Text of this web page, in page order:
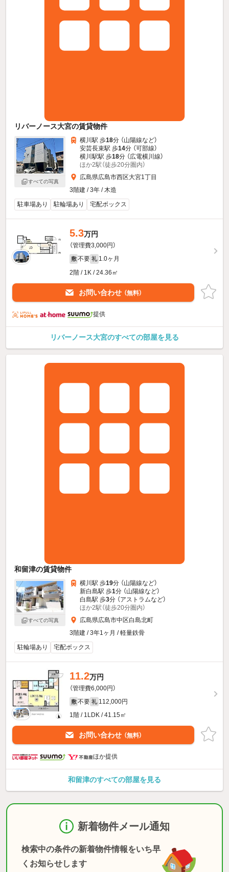
リバーノース大宮の賃貸物件
すべての写真
横川駅 歩18分 （山陽線など）
安芸長束駅 歩14分 （可部線）
横川駅駅 歩18分 （広電横川線）
ほか2駅（徒歩20分圏内）
広島県広島市西区大宮1丁目
3階建 / 3年 / 木造
駐車場あり
駐輪場あり 宅配ボックス
5.3万円
（管理費3,000円）
敷 不要 礼 1.0ヶ月
2階 / 1K / 24.36㎡
お問い合わせ （無料）
提供
リバーノース大宮のすべての部屋を見る
和留津の賃貸物件
すべての写真
横川駅 歩19分 （山陽線など）
新白島駅 歩1分 （山陽線など）
白島駅 歩3分 （アストラムなど）
ほか2駅（徒歩20分圏内）
広島県広島市中区白島北町
3階建 / 3年1ヶ月 / 軽量鉄骨
駐輪場あり
宅配ボックス
11.2万円
（管理費6,000円）
敷 不要 礼 112,000円
1階 / 1LDK / 41.15㎡
お問い合わせ （無料）
ほか提供
和留津のすべての部屋を見る
新着物件メール通知
検索中の条件の新着物件情報をいち早
くお知らせします